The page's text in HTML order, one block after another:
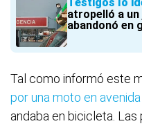
atropelló a un
abandonó en
Tal como informó este
por una moto en
andaba en bicicleta.